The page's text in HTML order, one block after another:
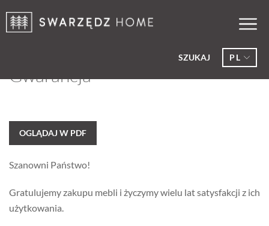
PL
SZUKAJ
Gwarancja
OGLĄDAJ W PDF
Szanowni Państwo!
Gratulujemy zakupu mebli i życzymy wielu lat satysfakcji z ich
użytkowania.